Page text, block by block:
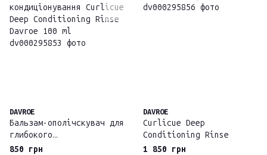
DAVROE
Бальзам-ополічскувач для
глибокого
кондиціонування Curlicue
850 грн
DAVROE
Curlicue Deep
Conditioning Rinse
1 850 грн